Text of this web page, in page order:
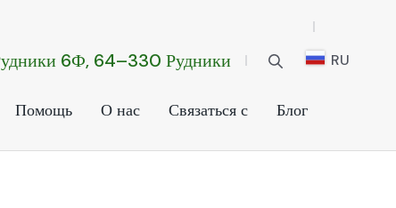
6Ф, 64–330 Рудники RU
Помощь О нас Связаться с Блог